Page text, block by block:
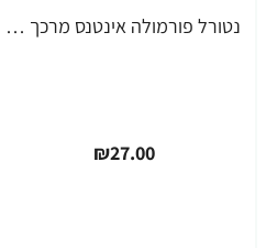
נטורל פורמולה אינטנס מרכך קרטין טהור מונע קשקשים 400 מ"ל - מבית NATURAL FORMULA
₪27.00